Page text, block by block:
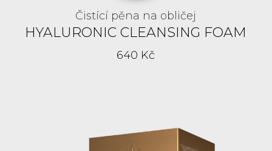
Čistící pěna na obličej
HYALURONIC CLEANSING FOAM
640 Kč